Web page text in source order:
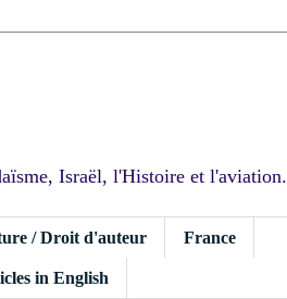
Israël, l'Histoire et l'aviation.
/ Droit d'auteur France
in English